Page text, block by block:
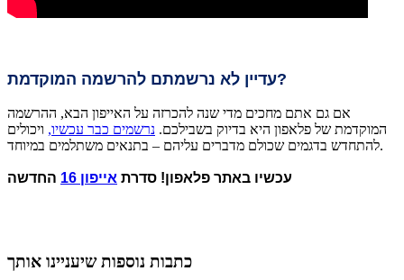
עדיין לא נרשמתם להרשמה המוקדמת?
אם גם אתם מחכים מדי שנה להכרזה על האייפון הבא, ההרשמה
המוקדמת של פלאפון היא בדיוק בשבילכם. נרשמים כבר עכשיו, ויכולים
להתחדש בדגמים שכולם מדברים עליהם – בתנאים משתלמים במיוחד.
עכשיו באתר פלאפון! סדרת אייפון 16 החדשה
כתבות נוספות שיעניינו אותך